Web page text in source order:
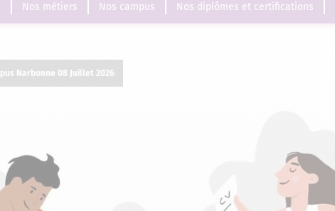
Nos métiers Nos campus Nos diplômes et certifications
Narbonne 08 Juillet 2026